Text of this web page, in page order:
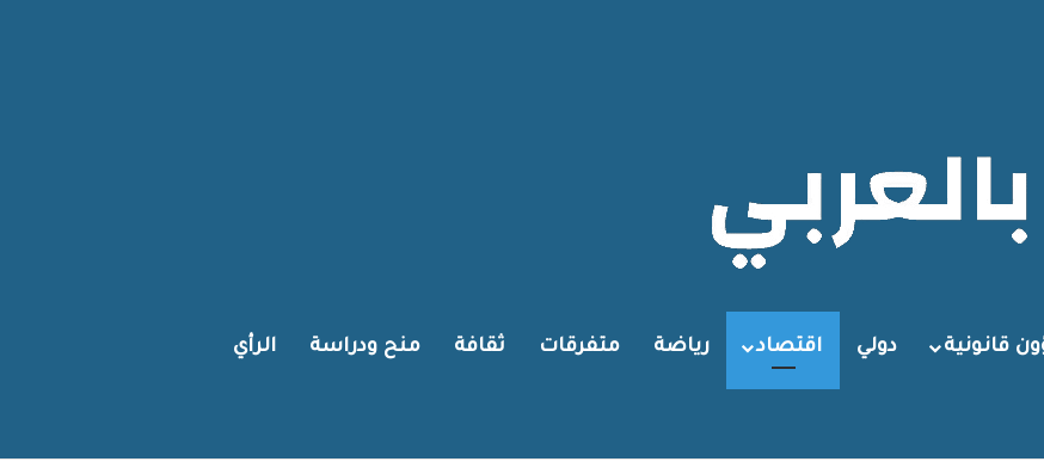
قانونية دولي اقتصاد رياضة متفرقات ثقافة منح ودراسة الرأي